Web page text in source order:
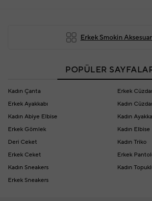
Erkek Smokin
POPÜLER
Kadın Çanta
Erkek
Erkek Ayakkabı
Kadın
Kadın Abiye Elbise
Kadın
Erkek Gömlek
Kadın Elbise
Deri Ceket
Kadın Triko
Erkek Ceket
Erkek
Kadın Sneakers
Kadın
Erkek Sneakers